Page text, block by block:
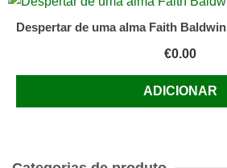
Despertar de uma alma Faith Baldwin
€0.00
ADICIONAR